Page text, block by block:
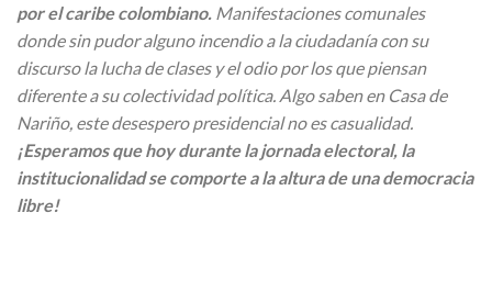
por el caribe colombiano. Manifestaciones comunales
donde sin pudor alguno incendio a la ciudadanía con su
discurso la lucha de clases y el odio por los que piensan
diferente a su colectividad política. Algo saben en Casa de
Nariño, este desespero presidencial no es casualidad.
¡Esperamos que hoy durante la jornada electoral, la
institucionalidad se comporte a la altura de una democracia
libre!